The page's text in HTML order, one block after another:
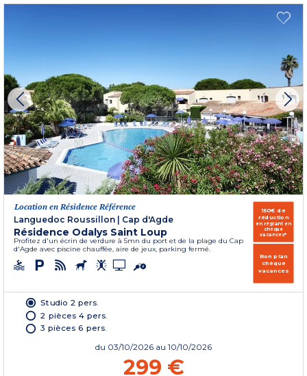
Location en Résidence Référence
Languedoc Roussillon | Cap d'Agde
Résidence Odalys Saint Loup
Profitez d'un écrin de verdure à 5mn du port et de la plage du Cap
d'Agde avec piscine chauffée, aire de jeux, parking fermé.
150€ de
réduction
en réglant en
chèque
vacances*
Bon plan
chèque
vacances
Studio 2 pers.
2 pièces 4 pers.
3 pièces 6 pers.
du 03/10/2026 au 10/10/2026
299 €